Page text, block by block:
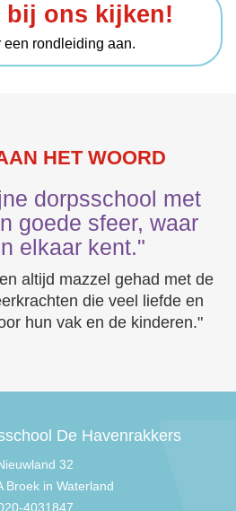
bij ons kijken!
een rondleiding aan.
HET WOORD
dorpsschool met
goede sfeer, waar
elkaar kent."
altijd mazzel gehad met de
die veel liefde en
hun vak en de kinderen."
De Havenrakkers
32
Broek in Waterland
4031847